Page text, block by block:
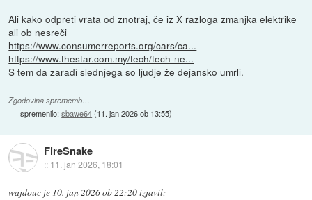
Ali kako odpreti vrata od znotraj, če iz X razloga zmanjka elektrike
ali ob nesreči
https://www.consumerreports.org/cars/ca...
https://www.thestar.com.my/tech/tech-ne...
S tem da zaradi slednjega so ljudje že dejansko umrli.
Zgodovina sprememb…
spremenilo:sbawe64(11. jan 2026 ob 13:55)
FireSnake
:: 11. jan 2026, 18:01
wajdouc je 10. jan 2026 ob 22:20izjavil: